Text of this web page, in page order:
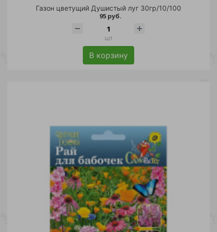
Газон цветущий Душистый луг 30гр/10/100
95 руб.
шт
В корзину